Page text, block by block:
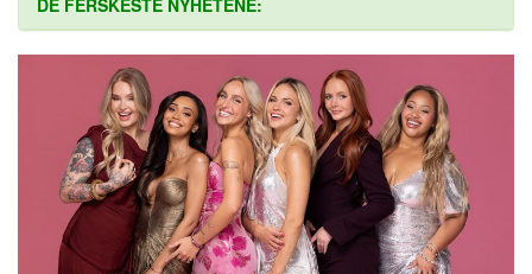
DE FERSKESTE NYHETENE: